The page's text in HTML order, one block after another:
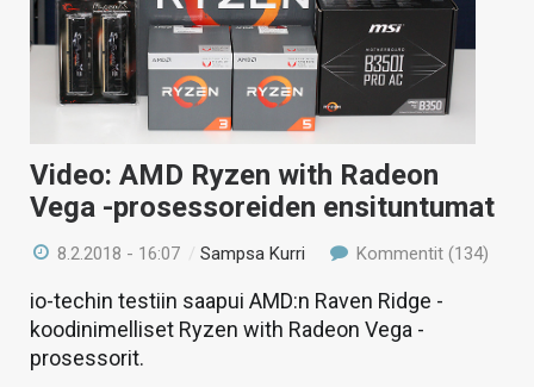
VAIHDA TEEMA
Video: AMD Ryzen with Radeon
Vega -prosessoreiden ensituntumat
8.2.2018 - 16:07 /Sampsa Kurri Kommentit (134)
io-techin testiin saapui AMD:n Raven Ridge -
koodinimelliset Ryzen with Radeon Vega -
prosessorit.